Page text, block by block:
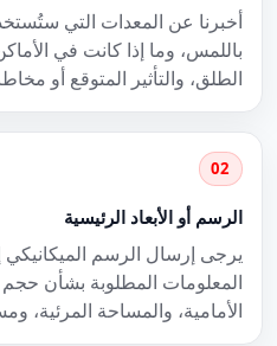
أخبرنا عن المعدات التي
باللمس، وما إذا كانت في
الطلق، والتأثير المتوقع أو
02
الرسم أو الأبعاد الرئيسية
يرجى إرسال الرسم الميكانيكي
المعلومات المطلوبة بشأن
الأمامية، والمساحة المرئية،